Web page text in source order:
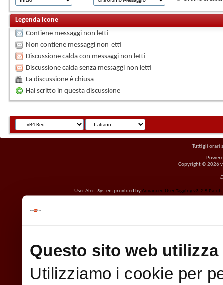
Questo sito web utilizza
Utilizziamo i cookie per
Legenda Icone
Contiene messaggi non letti
Non contiene messaggi non letti
Discussione calda con messaggi non letti
Discussione calda senza messaggi non letti
La discussione è chiusa
Hai scritto in questa discussione
Tutti gli orari
Copyright © 2026
User Alert System provided byAdvanced User Tagging v3.2.5 Patch